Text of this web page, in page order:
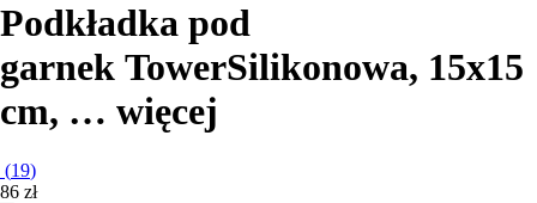
Podkładka pod
garnek TowerSilikonowa, 15x15
cm, … więcej
(19)
86 zł